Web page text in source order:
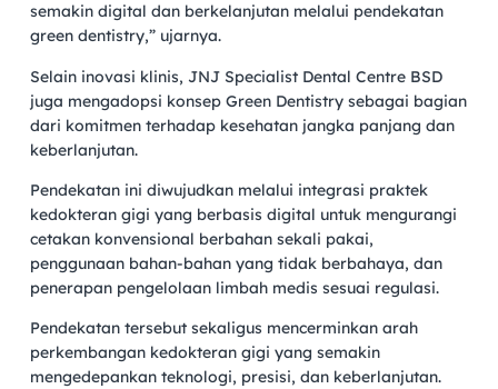
semakin digital dan berkelanjutan melalui pendekatan
green dentistry,” ujarnya.
Selain inovasi klinis, JNJ Specialist Dental Centre BSD
juga mengadopsi konsep Green Dentistry sebagai bagian
dari komitmen terhadap kesehatan jangka panjang dan
keberlanjutan.
Pendekatan ini diwujudkan melalui integrasi praktek
kedokteran gigi yang berbasis digital untuk mengurangi
cetakan konvensional berbahan sekali pakai,
penggunaan bahan-bahan yang tidak berbahaya, dan
penerapan pengelolaan limbah medis sesuai regulasi.
Pendekatan tersebut sekaligus mencerminkan arah
perkembangan kedokteran gigi yang semakin
mengedepankan teknologi, presisi, dan keberlanjutan.